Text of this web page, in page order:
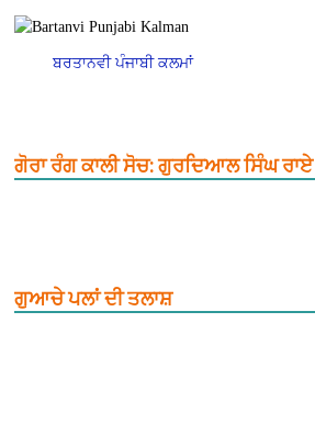
ਬਰਤਾਨਵੀ ਪੰਜਾਬੀ ਕਲਮਾਂ
ਗੋਰਾ ਰੰਗ ਕਾਲੀ ਸੋਚ: ਗੁਰਦਿਆਲ ਸਿੰਘ ਰਾਏ
ਗੁਆਚੇ ਪਲਾਂ ਦੀ ਤਲਾਸ਼